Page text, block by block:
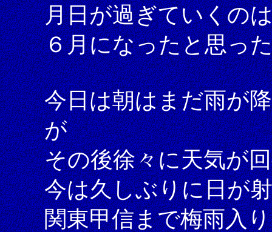
月日が過ぎていくの
６月になったと思っ
今日は朝はまだ雨が
が
その後徐々に天気が
今は久しぶりに日が
関東甲信まで梅雨入